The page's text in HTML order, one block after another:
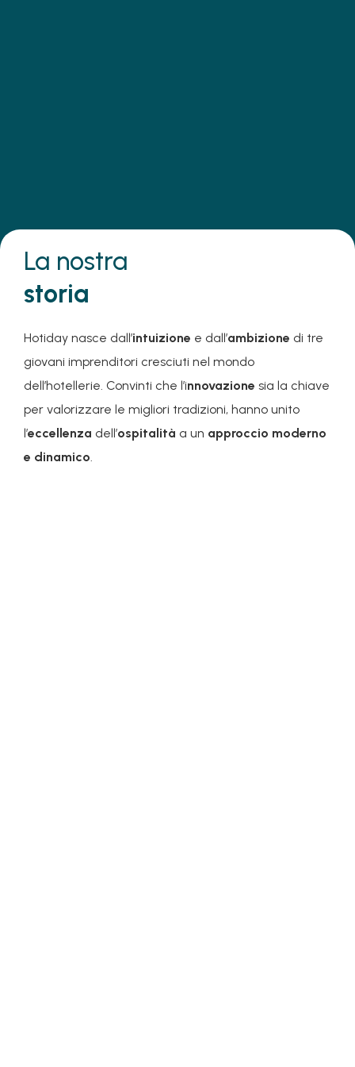
La nostra
storia
Hotiday nasce dall’intuizione e dall’ambizione di tre
giovani imprenditori cresciuti nel mondo
dell’hotellerie. Convinti che l’innovazione sia la chiave
per valorizzare le migliori tradizioni, hanno unito
l’eccellenza dell’ospitalità a un approccio moderno
e dinamico